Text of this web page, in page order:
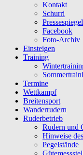
Kontakt
Schurri
Pressespiegel
Facebook
Foto-Archiv
Einsteigen
Training
Termine
Wettkampf
Breitensport
Wanderrudern
Ruderbetrieb
Rudern und
Hinweise
Pegelstände